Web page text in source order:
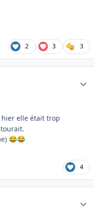
2 3 3
hier elle était trop
😂😂
4